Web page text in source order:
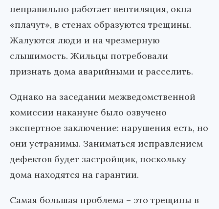
неправильно работает вентиляция, окна
«плачут», в стенах образуются трещины.
Жалуются люди и на чрезмерную
слышимость. Жильцы потребовали
признать дома аварийными и расселить.
Однако на заседании межведомственной
комиссии накануне было озвучено
экспертное заключение: нарушения есть, но
они устранимы. Заниматься исправлением
дефектов будет застройщик, поскольку
дома находятся на гарантии.
Самая большая проблема – это трещины в